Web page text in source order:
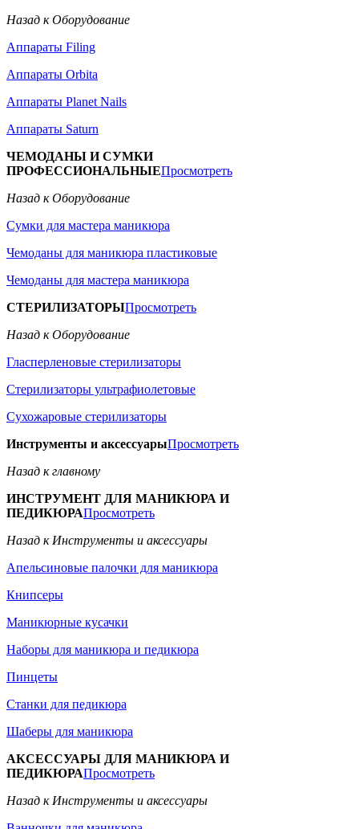
Назад к Оборудование
Аппараты Filing
Аппараты Orbita
Аппараты Planet Nails
Аппараты Saturn
ЧЕМОДАНЫ И СУМКИ
ПРОФЕССИОНАЛЬНЫЕПросмотреть
Назад к Оборудование
Сумки для мастера маникюра
Чемоданы для маникюра пластиковые
Чемоданы для мастера маникюра
СТЕРИЛИЗАТОРЫПросмотреть
Назад к Оборудование
Гласперленовые стерилизаторы
Стерилизаторы ультрафиолетовые
Сухожаровые стерилизаторы
Инструменты и аксессуарыПросмотреть
Назад к главному
ИНСТРУМЕНТ ДЛЯ МАНИКЮРА И
ПЕДИКЮРАПросмотреть
Назад к Инструменты и аксессуары
Апельсиновые палочки для маникюра
Книпсеры
Маникюрные кусачки
Наборы для маникюра и педикюра
Пинцеты
Станки для педикюра
Шаберы для маникюра
АКСЕССУАРЫ ДЛЯ МАНИКЮРА И
ПЕДИКЮРАПросмотреть
Назад к Инструменты и аксессуары